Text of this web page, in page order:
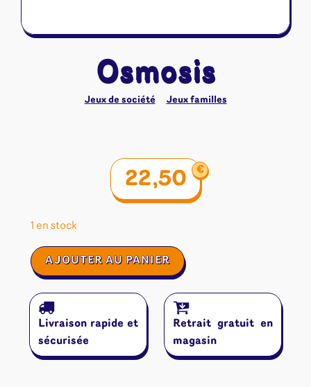
Osmosis
Jeux de société Jeux familles
22,50 €
1 en stock
quantité
de
AJOUTER AU PANIER
Livraison rapide et
sécurisée
Retrait gratuit en
magasin